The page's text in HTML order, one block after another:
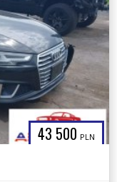
43 500 PLN